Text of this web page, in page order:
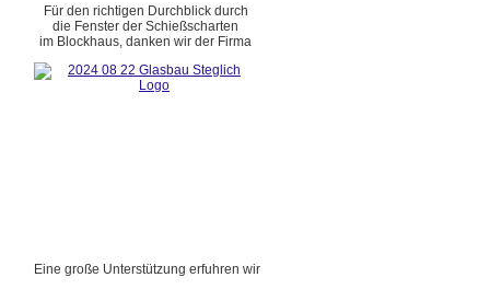
Für den richtigen Durchblick durch
die Fenster der Schießscharten
im Blockhaus, danken wir der Firma
Eine große Unterstützung erfuhren wir